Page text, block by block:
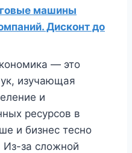
машины
Дисконт до
— это
изучающая
и
ресурсов в
и бизнес тесно
Из-за сложной